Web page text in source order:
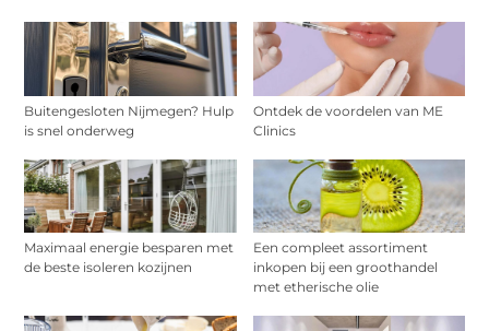
Buitengesloten Nijmegen? Hulp
is snel onderweg
Ontdek de voordelen van ME
Clinics
Maximaal energie besparen met
de beste isoleren kozijnen
Een compleet assortiment
inkopen bij een groothandel
met etherische olie